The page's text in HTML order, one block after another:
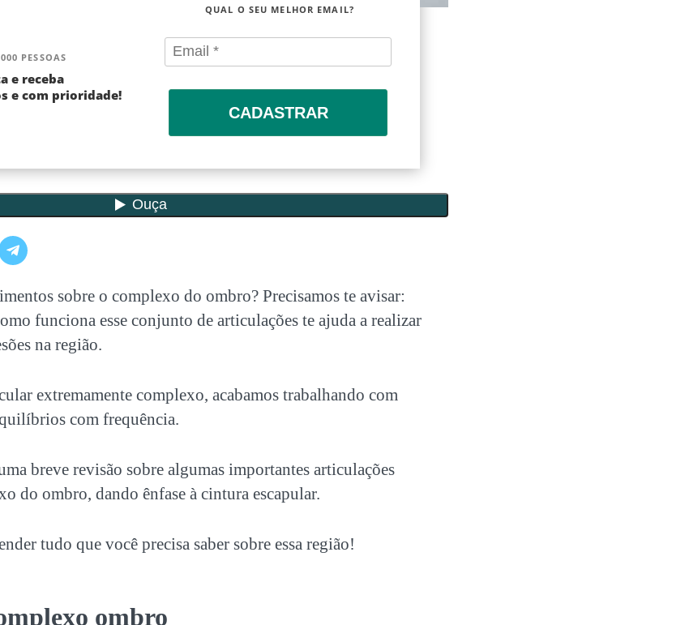
PESSOAS
e receba
e com prioridade!
QUAL O SEU MELHOR EMAIL?
CADASTRAR
sobre o complexo do ombro? Precisamos te avisar:
funciona esse conjunto de articulações te ajuda a realizar
na região.
extremamente complexo, acabamos trabalhando com
com frequência.
breve revisão sobre algumas importantes articulações
do ombro, dando ênfase à cintura escapular.
tudo que você precisa saber sobre essa região!
ombro